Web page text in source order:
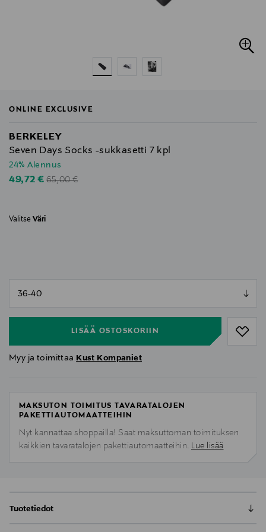
ONLINE EXCLUSIVE
BERKELEY
Seven Days Socks -sukkasetti 7 kpl
24% Alennus
Discounted Price
49,72 €Original Price
65,00 €
Valitse Väri
LISÄÄ OSTOSKORIIN
Myy ja toimittaa Kust Kompaniet
MAKSUTON TOIMITUS TAVARATALOJEN
PAKETTIAUTOMAATTEIHIN
Nyt kannattaa shoppailla! Saat maksuttoman toimituksen
kaikkien tavaratalojen pakettiautomaatteihin. Lue lisää
Tuotetiedot